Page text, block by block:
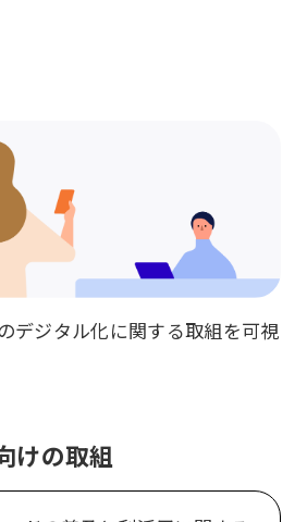
デジタル化に関する取組を可視
けの取組